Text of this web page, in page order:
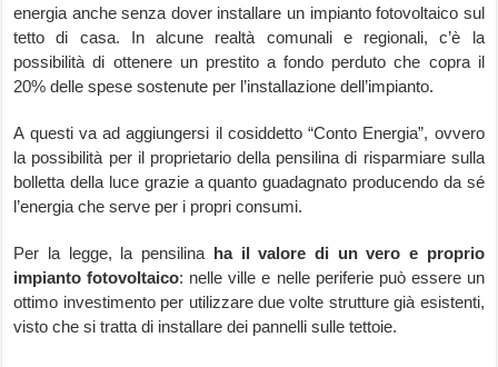
energia anche senza dover installare un impianto fotovoltaico sul
tetto di casa. In alcune realtà comunali e regionali, c’è la
possibilità di ottenere un prestito a fondo perduto che copra il
20% delle spese sostenute per l’installazione dell’impianto.
A questi va ad aggiungersi il cosiddetto “Conto Energia”, ovvero
la possibilità per il proprietario della pensilina di risparmiare sulla
bolletta della luce grazie a quanto guadagnato producendo da sé
l’energia che serve per i propri consumi.
Per la legge, la pensilina ha il valore di un vero e proprio
impianto fotovoltaico: nelle ville e nelle periferie può essere un
ottimo investimento per utilizzare due volte strutture già esistenti,
visto che si tratta di installare dei pannelli sulle tettoie.